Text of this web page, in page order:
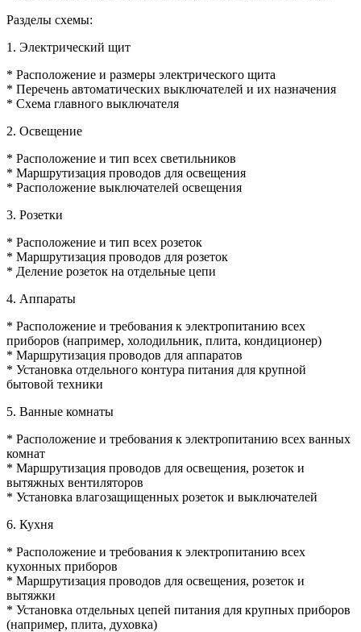
Разделы схемы:
1. Электрический щит
* Расположение и размеры электрического щита
* Перечень автоматических выключателей и их назначения
* Схема главного выключателя
2. Освещение
* Расположение и тип всех светильников
* Маршрутизация проводов для освещения
* Расположение выключателей освещения
3. Розетки
* Расположение и тип всех розеток
* Маршрутизация проводов для розеток
* Деление розеток на отдельные цепи
4. Аппараты
* Расположение и требования к электропитанию всех
приборов (например, холодильник, плита, кондиционер)
* Маршрутизация проводов для аппаратов
* Установка отдельного контура питания для крупной
бытовой техники
5. Ванные комнаты
* Расположение и требования к электропитанию всех ванных
комнат
* Маршрутизация проводов для освещения, розеток и
вытяжных вентиляторов
* Установка влагозащищенных розеток и выключателей
6. Кухня
* Расположение и требования к электропитанию всех
кухонных приборов
* Маршрутизация проводов для освещения, розеток и
вытяжки
* Установка отдельных цепей питания для крупных приборов
(например, плита, духовка)